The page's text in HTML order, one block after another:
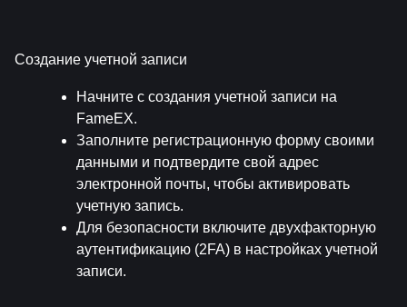
Создание учетной записи
Начните с создания учетной записи на
FameEX.
Заполните регистрационную форму своими
данными и подтвердите свой адрес
электронной почты, чтобы активировать
учетную запись.
Для безопасности включите двухфакторную
аутентификацию (2FA) в настройках учетной
записи.